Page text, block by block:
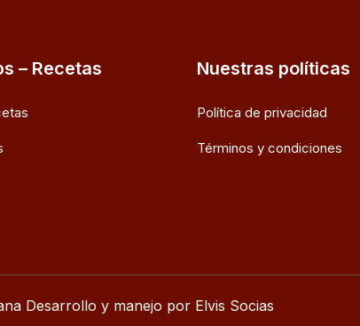
– Recetas Nuestras políticas
Política de privacidad
Términos y condiciones
Desarrollo y manejo por Elvis Socias